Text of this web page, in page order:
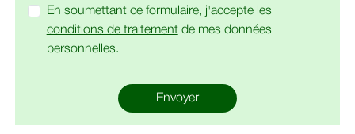
En soumettant ce formulaire, j'accepte les
conditions de traitementde mes données
personnelles.
Envoyer